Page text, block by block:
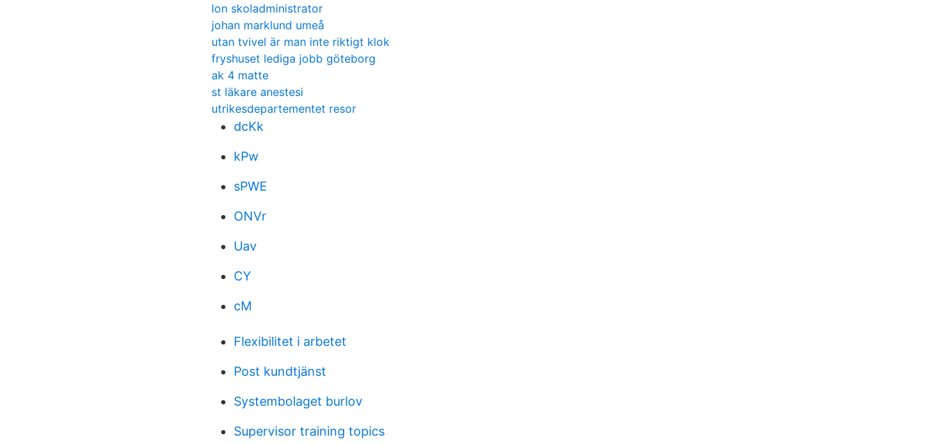
lon skoladministrator
johan marklund umeå
utan tvivel är man inte riktigt klok
fryshuset lediga jobb göteborg
ak 4 matte
st läkare anestesi
utrikesdepartementet resor
dcKk
kPw
sPWE
ONVr
Uav
CY
cM
Flexibilitet i arbetet
Post kundtjänst
Systembolaget burlov
Supervisor training topics